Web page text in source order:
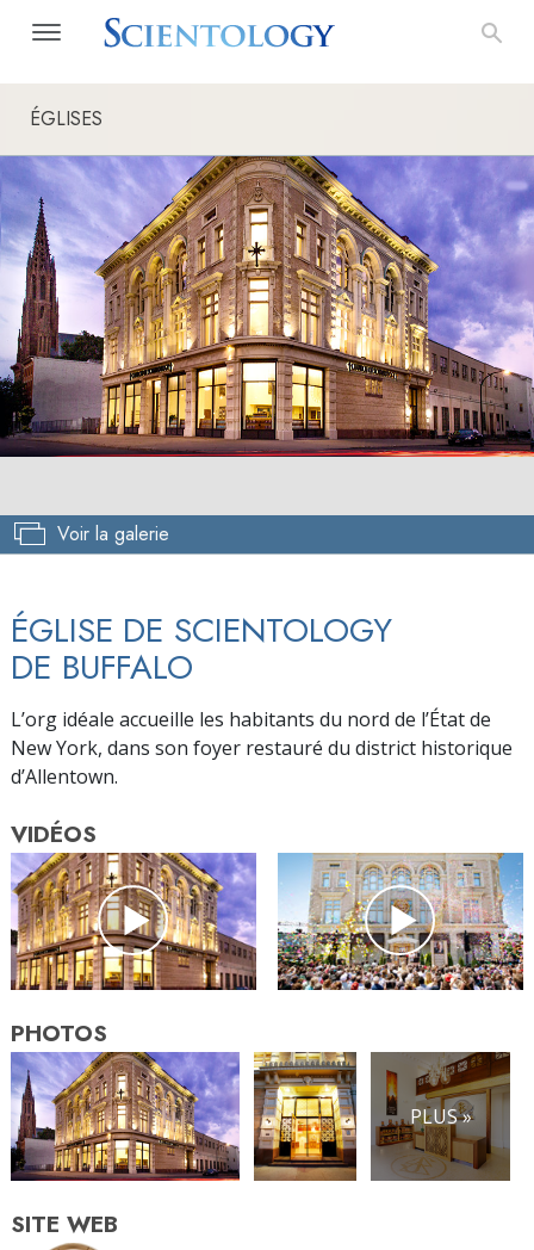
ÉGLISES
Voir la galerie
ÉGLISE DE SCIENTOLOGY
DE BUFFALO
L’org idéale accueille les habitants du nord de l’État de
New York, dans son foyer restauré du district historique
d’Allentown.
VIDÉOS
PHOTOS
PLUS »
SITE WEB